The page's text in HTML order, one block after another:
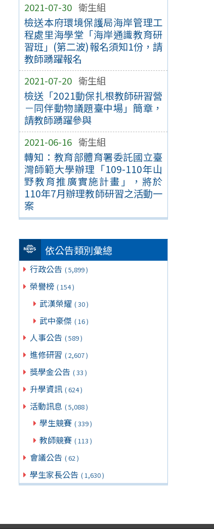
2021-07-30 衛生組
檢送本府環境保護局海岸管理工
程處里海學堂「海岸通識教育研
習班」(第二波)報名須知1份，請
教師踴躍報名
2021-07-20 衛生組
檢送「2021動保扎根教師研習營
－同伴動物議題臺中場」簡章，
請教師踴躍參與
2021-06-16 衛生組
轉知：教育部體育署委託國立臺
灣師範大學辦理「109-110年山
野教育推廣實施計畫」，將於
110年7月辦理教師研習之活動一
案
依公告類別彙總
行政公告 ( 5,899 )
榮譽榜 ( 154 )
武漢榮耀 ( 30 )
武中豪傑 ( 16 )
人事公告 ( 589 )
進修研習 ( 2,607 )
獎學金公告 ( 33 )
升學資訊 ( 624 )
活動訊息 ( 5,088 )
學生競賽 ( 339 )
教師競賽 ( 113 )
會議公告 ( 62 )
學生家長公告 ( 1,630 )